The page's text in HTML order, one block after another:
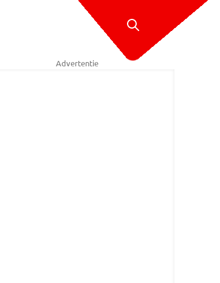
Advertentie